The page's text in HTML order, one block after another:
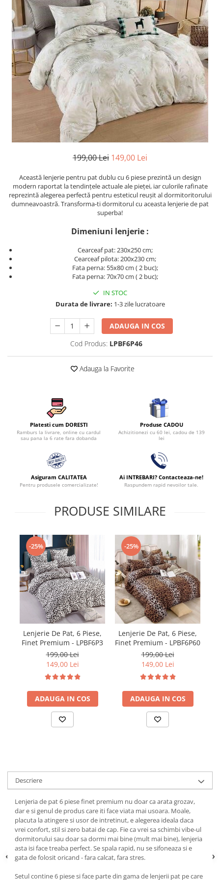
Cearceaf cu elastic
Cearceaf normal
Lenjerii De Pat Creponate
Lenjerii De Pat Bumbac Poplin 2
Persoane
Lenjerii De Pat Bumbac Poplin,
Matlasate, 2 Persoane
Lenjerii De Pat Bumbac Satinat 2
Persoane
Lenjerii De Pat Volanase
Lenjerii De Pat, Finet Premium 3D,
Lenjerii De Pat Jacquard
Lenjerii De Pat Catifea
Lenjerii De Pat Cocolino
Set Lenjerie De Pat Blana
Artificiala De Iepure, 6 Piese, 2
Set Lenjerie Pat Blanita Iepure, 6
Lenjerii De Pat Premium Collection
Set Lenjerie De Pat, 7 Piese, Cu
Pilota / Cuvertura Inclusa
Set Lenjerie De Pat Jacquard Regal,
11 Piese, Cuvertura Inclusa
Lenjerii Damasc Egiptean King Size
199,00 Lei 149,00 Lei
Această lenjerie pentru pat dublu cu 6 piese prezintă un design
modern raportat la tendințele actuale ale pieței, iar culorile rafinate
reprezintă alegerea perfectă pentru esteticul reușit al dormitoritorului
dumneavoastră. Transforma-ti dormitorul cu aceasta lenjerie de pat
superba!
Dimeniuni lenjerie :
Cearceaf pat: 230x250 cm;
Cearceaf pilota: 200x230 cm;
Fata perna: 55x80 cm ( 2 buc);
Fata perna: 70x70 cm ( 2 buc);
IN STOC
Durata de livrare: 1-3 zile lucratoare
ADAUGA IN COS
Cod Produs: LPBF6P46
Adauga la Favorite
Platesti cum DORESTI
Ramburs la livrare, online cu cardul
sau pana la 6 rate fara dobanda
Produse CADOU
Achizitionezi cu 60 lei, cadou de 139
lei
Asiguram CALITATEA
Pentru produsele comercializate!
Ai INTREBARI? Contacteaza-ne!
Raspundem rapid nevoilor tale.
PRODUSE SIMILARE
-25%
Lenjerie De Pat, 6 Piese,
Finet Premium - LPBF6P3
199,00 Lei
149,00 Lei
ADAUGA IN COS
-25%
Lenjerie De Pat, 6 Piese,
Finet Premium - LPBF6P60
199,00 Lei
149,00 Lei
ADAUGA IN COS
Descriere
Lenjeria de pat 6 piese finet premium nu doar ca arata grozav,
dar e si genul de produs care iti face viata mai usoara. Moale,
placuta la atingere si usor de intretinut, e alegerea ideala daca
vrei confort, stil si zero batai de cap. Fie ca vrei sa schimbi vibe-ul
dormitorului sau doar sa dormi mai bine (mult mai bine), lenjeria
asta isi face treaba perfect. Se spala rapid, nu se sifoneaza si e
gata de folosit oricand - fara calcat, fara stres.
Setul contine 6 piese si face parte din gama de lenjerii pat pe care